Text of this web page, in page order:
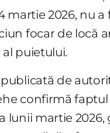
martie 2026, nu a
focar de locă
puietului.
de
confirmă faptul
lunii martie 2026,